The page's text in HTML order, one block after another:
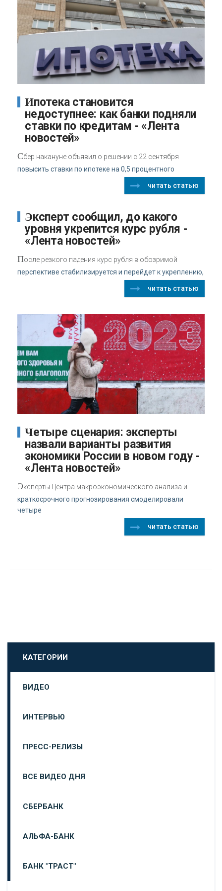
Ипотека становится
недоступнее: как банки подняли
ставки по кредитам - «Лента
новостей»
Сбер накануне объявил о решении с 22 сентября
повысить ставки по ипотеке на 0,5 процентного
читать статью
Эксперт сообщил, до какого
уровня укрепится курс рубля -
«Лента новостей»
После резкого падения курс рубля в обозримой
перспективе стабилизируется и перейдет к укреплению,
читать статью
Четыре сценария: эксперты
назвали варианты развития
экономики России в новом году -
«Лента новостей»
Эксперты Центра макроэкономического анализа и
краткосрочного прогнозирования смоделировали
четыре
читать статью
КАТЕГОРИИ
ВИДЕО
ИНТЕРВЬЮ
ПРЕСС-РЕЛИЗЫ
ВСЕ ВИДЕО ДНЯ
СБЕРБАНК
АЛЬФА-БАНК
БАНК "ТРАСТ"